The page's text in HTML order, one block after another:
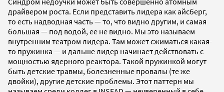
драйвером роста. Если представить лидера как айсберг,
то есть надводная часть — то, что видно другим, и самая
большая — под водой, ее не видно. Мы это называем
внутренним театром лидера. Там может сжиматься какая-
то пружинка — и дальше лидер начинает действовать с
мощностью ядерного реактора. Такой пружинкой могут
быть детские травмы, болезненные провалы (те же
двойки), другие детские проблемы. Этот паттерн мы